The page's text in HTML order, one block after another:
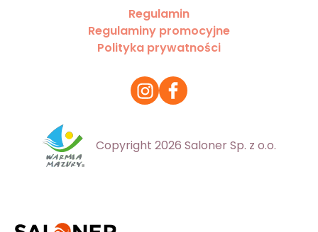
Regulamin
Regulaminy promocyjne
Polityka prywatności
Copyright 2026 Saloner Sp. z o.o.